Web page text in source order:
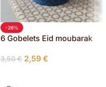
-26%
6 Gobelets Eid moubarak
3,50€ 2,59 €